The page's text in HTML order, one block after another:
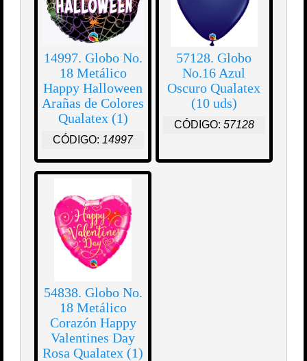
14997. Globo No.
18 Metálico
Happy Halloween
Arañas de Colores
Qualatex (1)
CÓDIGO: 14997
57128. Globo
No.16 Azul
Oscuro Qualatex
(10 uds)
CÓDIGO: 57128
54838. Globo No.
18 Metálico
Corazón Happy
Valentines Day
Rosa Qualatex (1)